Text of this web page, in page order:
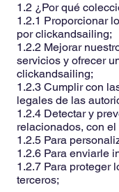
1.2 ¿Por qué
1.2.1 Proporcionar
por clickandsailing;
1.2.2 Mejorar
servicios y ofrecer
clickandsailing;
1.2.3 Cumplir con
legales de las
1.2.4 Detectar y
relacionados, con
1.2.5 Para
1.2.6 Para enviarle
1.2.7 Para proteger
terceros;